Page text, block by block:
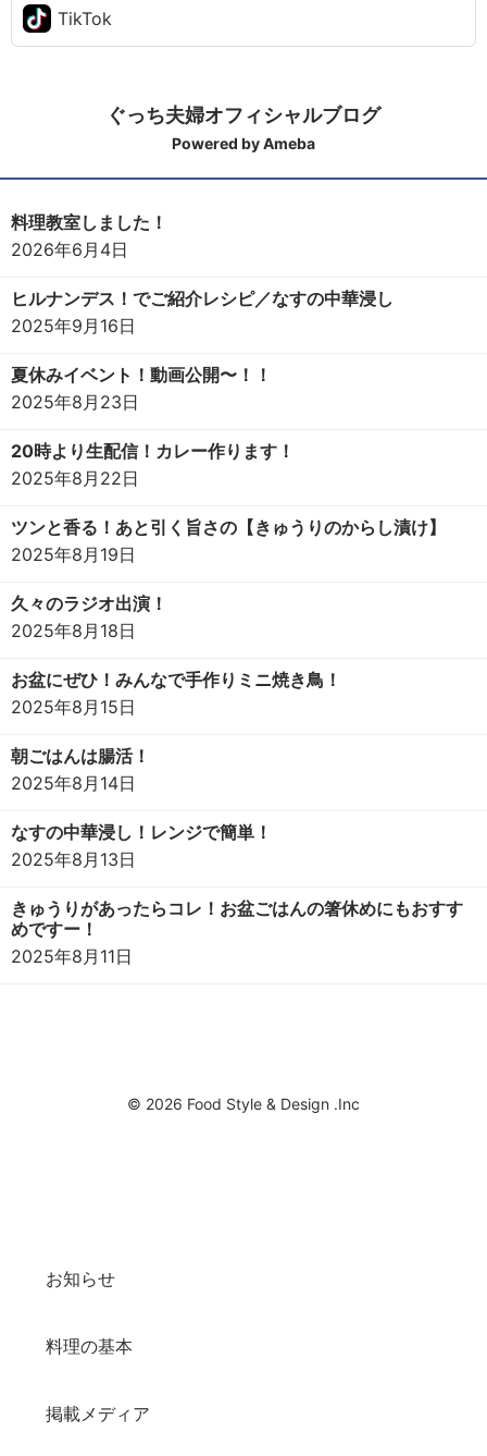
TikTok
ぐっち夫婦オフィシャルブログ
Powered by Ameba
料理教室しました！
2026年6月4日
ヒルナンデス！でご紹介レシピ／なすの中華浸し
2025年9月16日
夏休みイベント！動画公開〜！！
2025年8月23日
20時より生配信！カレー作ります！
2025年8月22日
ツンと香る！あと引く旨さの【きゅうりのからし漬け】
2025年8月19日
久々のラジオ出演！
2025年8月18日
お盆にぜひ！みんなで手作りミニ焼き鳥！
2025年8月15日
朝ごはんは腸活！
2025年8月14日
なすの中華浸し！レンジで簡単！
2025年8月13日
きゅうりがあったらコレ！お盆ごはんの箸休めにもおすす
めですー！
2025年8月11日
© 2026 Food Style & Design .Inc
お知らせ
料理の基本
掲載メディア